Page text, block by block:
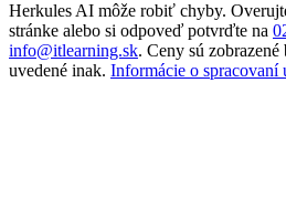
Herkules AI môže robiť chyby.
stránke alebo si odpoveď potvrďte na
info@itlearning.sk. Ceny sú
uvedené inak. Informácie o spracovaní